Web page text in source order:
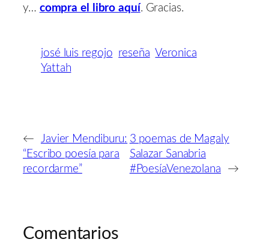
y… compra el libro aquí. Gracias.
josé luis regojo reseña Veronica
Yattah
←
Javier Mendiburu:
“Escribo poesía para
recordarme”
3 poemas de Magaly
Salazar Sanabria
#PoesíaVenezolana
→
Comentarios